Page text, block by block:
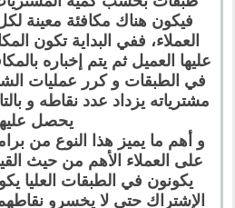
فيكون هناك مكافئة معينة
العملاء، ففي البداية تكون
عليها العميل ثم يتم إخباره
في الطبقات و كرر عمليات
مشترياته يزداد عدد نقاطه و
يحصل
و أهم ما يميز هذا النوع من
على العملاء الأهم من حيث
يكونون في الطبقات العليا
الإشتراك حتى لا يخسرو